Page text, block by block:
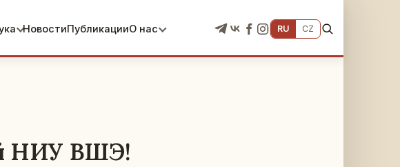
НовостиПубликацииО нас RU CZ
НИУ ВШЭ!